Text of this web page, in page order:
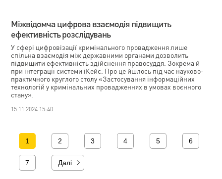
Міжвідомча цифрова взаємодія підвищить
ефективність розслідувань
У сфері цифровізації кримінального провадження лише
спільна взаємодія між державними органами дозволить
підвищити ефективність здійснення правосуддя. Зокрема й
при інтеграції системи іКейс. Про це йшлось під час науково-
практичного круглого столу «Застосування інформаційних
технологій у кримінальних провадженнях в умовах воєнного
стану».
15.11.2024 15:40
1 2 3 4 5 6
7 Далі